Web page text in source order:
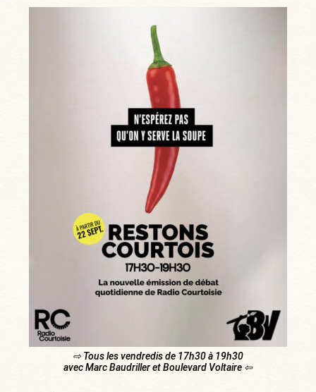
⇨ Tous les vendredis de 17h30 à 19h30
avec Marc Baudriller et Boulevard Voltaire ⇦